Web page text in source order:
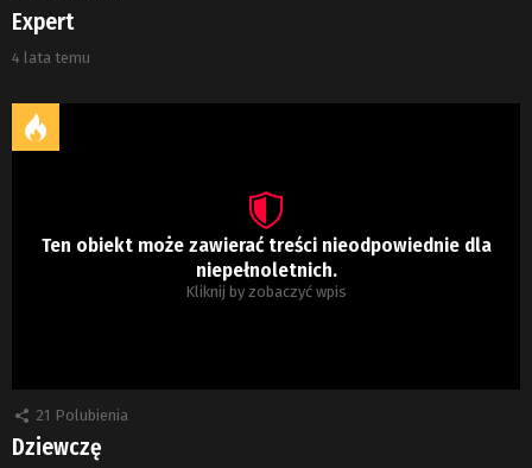
Expert
4 lata temu
Ten obiekt może zawierać treści nieodpowiednie dla
niepełnoletnich.
Kliknij by zobaczyć wpis
21 Polubienia
Dziewczę